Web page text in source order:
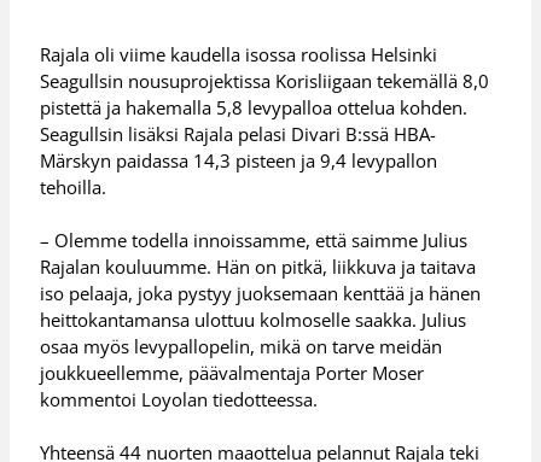
Rajala oli viime kaudella isossa roolissa Helsinki
Seagullsin nousuprojektissa Korisliigaan tekemällä 8,0
pistettä ja hakemalla 5,8 levypalloa ottelua kohden.
Seagullsin lisäksi Rajala pelasi Divari B:ssä HBA-
Märskyn paidassa 14,3 pisteen ja 9,4 levypallon
tehoilla.
– Olemme todella innoissamme, että saimme Julius
Rajalan kouluumme. Hän on pitkä, liikkuva ja taitava
iso pelaaja, joka pystyy juoksemaan kenttää ja hänen
heittokantamansa ulottuu kolmoselle saakka. Julius
osaa myös levypallopelin, mikä on tarve meidän
joukkueellemme, päävalmentaja Porter Moser
kommentoi Loyolan tiedotteessa.
Yhteensä 44 nuorten maaottelua pelannut Rajala teki